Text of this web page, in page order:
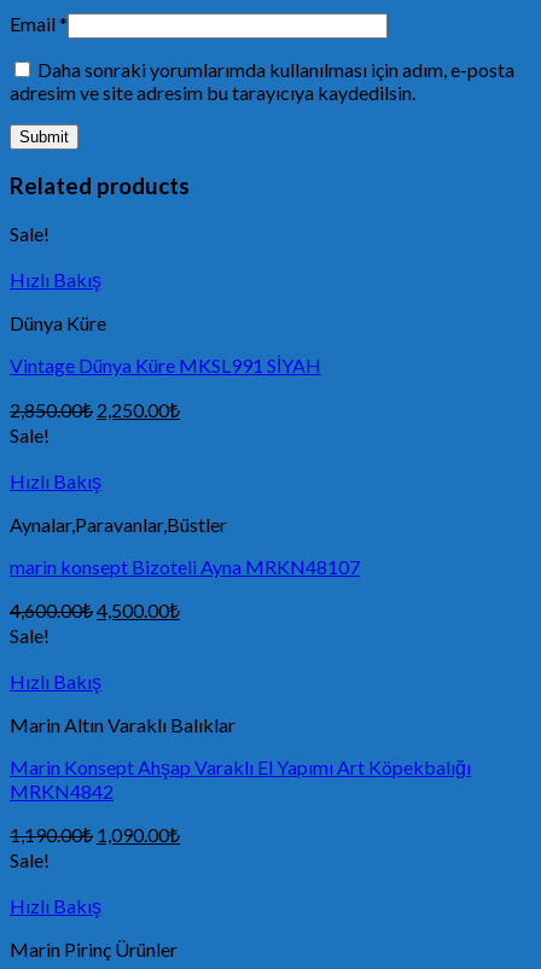
Email*
Daha sonraki yorumlarımda kullanılması için adım, e-posta
adresim ve site adresim bu tarayıcıya kaydedilsin.
Related products
Sale!
Hızlı Bakış
Dünya Küre
Vintage Dünya Küre MKSL991 SİYAH
2,850.00₺ 2,250.00₺
Sale!
Hızlı Bakış
Aynalar,Paravanlar,Büstler
marin konsept Bizoteli Ayna MRKN48107
4,600.00₺4,500.00₺
Sale!
Hızlı Bakış
Marin Altın Varaklı Balıklar
Marin Konsept Ahşap Varaklı El Yapımı Art Köpekbalığı
MRKN4842
1,190.00₺ 1,090.00₺
Sale!
Hızlı Bakış
Marin Pirinç Ürünler